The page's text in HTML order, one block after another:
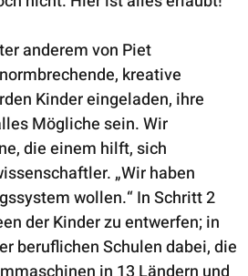
anderem von Piet
kreative
Kinder eingeladen, ihre
Mögliche sein. Wir
die einem hilft, sich
„Wir haben
wollen.“ In Schritt 2
der Kinder zu entwerfen; in
beruflichen Schulen dabei, die